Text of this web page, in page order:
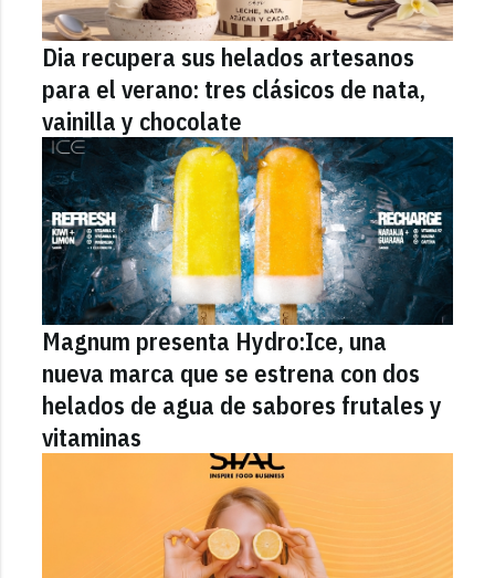
Dia recupera sus helados artesanos
para el verano: tres clásicos de nata,
vainilla y chocolate
Magnum presenta Hydro:Ice, una
nueva marca que se estrena con dos
helados de agua de sabores frutales y
vitaminas